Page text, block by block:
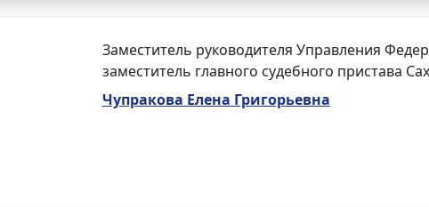
Заместитель руководителя Управления
заместитель главного судебного пристава
Чупракова Елена Григорьевна